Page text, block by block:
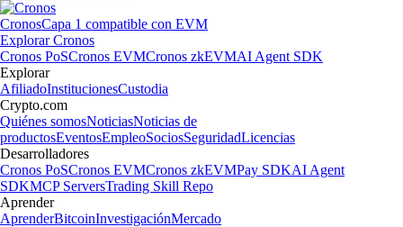
CronosCapa 1 compatible con EVM
Explorar Cronos
Cronos PoSCronos EVMCronos zkEVMAI Agent SDK
Explorar
AfiliadoInstitucionesCustodia
Crypto.com
Quiénes somosNoticiasNoticias de
productosEventosEmpleoSociosSeguridadLicencias
Desarrolladores
Cronos PoSCronos EVMCronos zkEVMPay SDKAI Agent
SDKMCP ServersTrading Skill Repo
Aprender
AprenderBitcoinInvestigaciónMercado